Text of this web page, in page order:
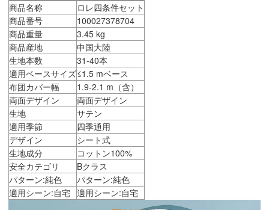
商品名称
ロレ四条件セット
商品番号
100027378704
商品重量
3.45 kg
商品産地
中国大陸
生地本数
31-40本
適用ベースサイズ≤1.5 mベース
布团カバー幅
1.9-2.1 m（含）
両面デザイン
両面デザイン
生地
サテン
適用季節
四季通用
デザイン
シート式
生地成分
コットン100%
安全カテゴリ
Bクラス
パターン:純色
パターン:純色
適用シーン:自宅 適用シーン:自宅